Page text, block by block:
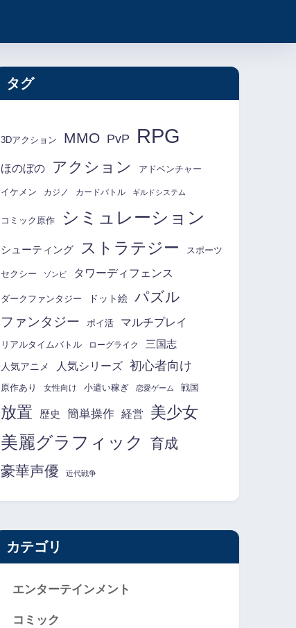
タグ
3Dアクション MMO PvP RPG
ほのぼの アクション アドベンチャー
イケメン カジノ カードバトル ギルドシステム
コミック原作 シミュレーション
シューティング ストラテジー スポーツ
セクシー ゾンビ タワーディフェンス
ダークファンタジー ドット絵 パズル
ファンタジー ポイ活 マルチプレイ
リアルタイムバトル ローグライク 三国志
人気アニメ 人気シリーズ 初心者向け
原作あり 女性向け 小遣い稼ぎ 恋愛ゲーム 戦国
放置 歴史 簡単操作 経営 美少女
美麗グラフィック
育成
豪華声優
近代戦争
カテゴリ
エンターテインメント
コミック